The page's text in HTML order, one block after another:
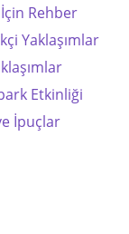
İçin Rehber
Yaklaşımlar
Etkinliği
İpuçlar